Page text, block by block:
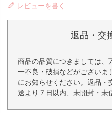
レビューを書く
返品・交
商品の品質につきましては、
一不良・破損などがございま
にお知らせください。返品・
送より７日以内、未開封・未